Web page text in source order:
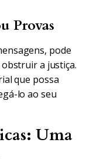
Provas
pode
a justiça.
que possa
lo ao seu
Uma